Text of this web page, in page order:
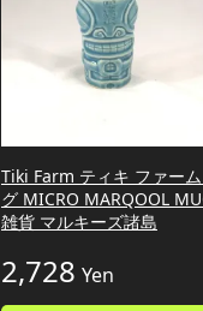
Tiki Farm ティキ ファー
グ MICRO MARQOOL
雑貨 マルキーズ諸島
2,728 Yen